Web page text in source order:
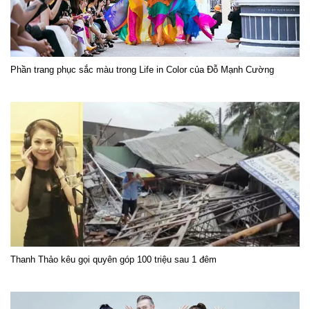
Phần trang phục sắc màu trong Life in Color của Đỗ Mạnh Cường
Thanh Thảo kêu gọi quyên góp 100 triệu sau 1 đêm